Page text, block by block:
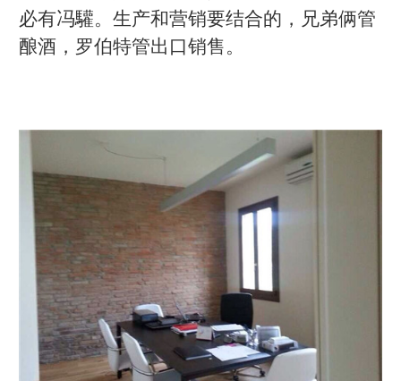
必有冯驩。生产和营销要结合的，兄弟俩管
酿酒，罗伯特管出口销售。